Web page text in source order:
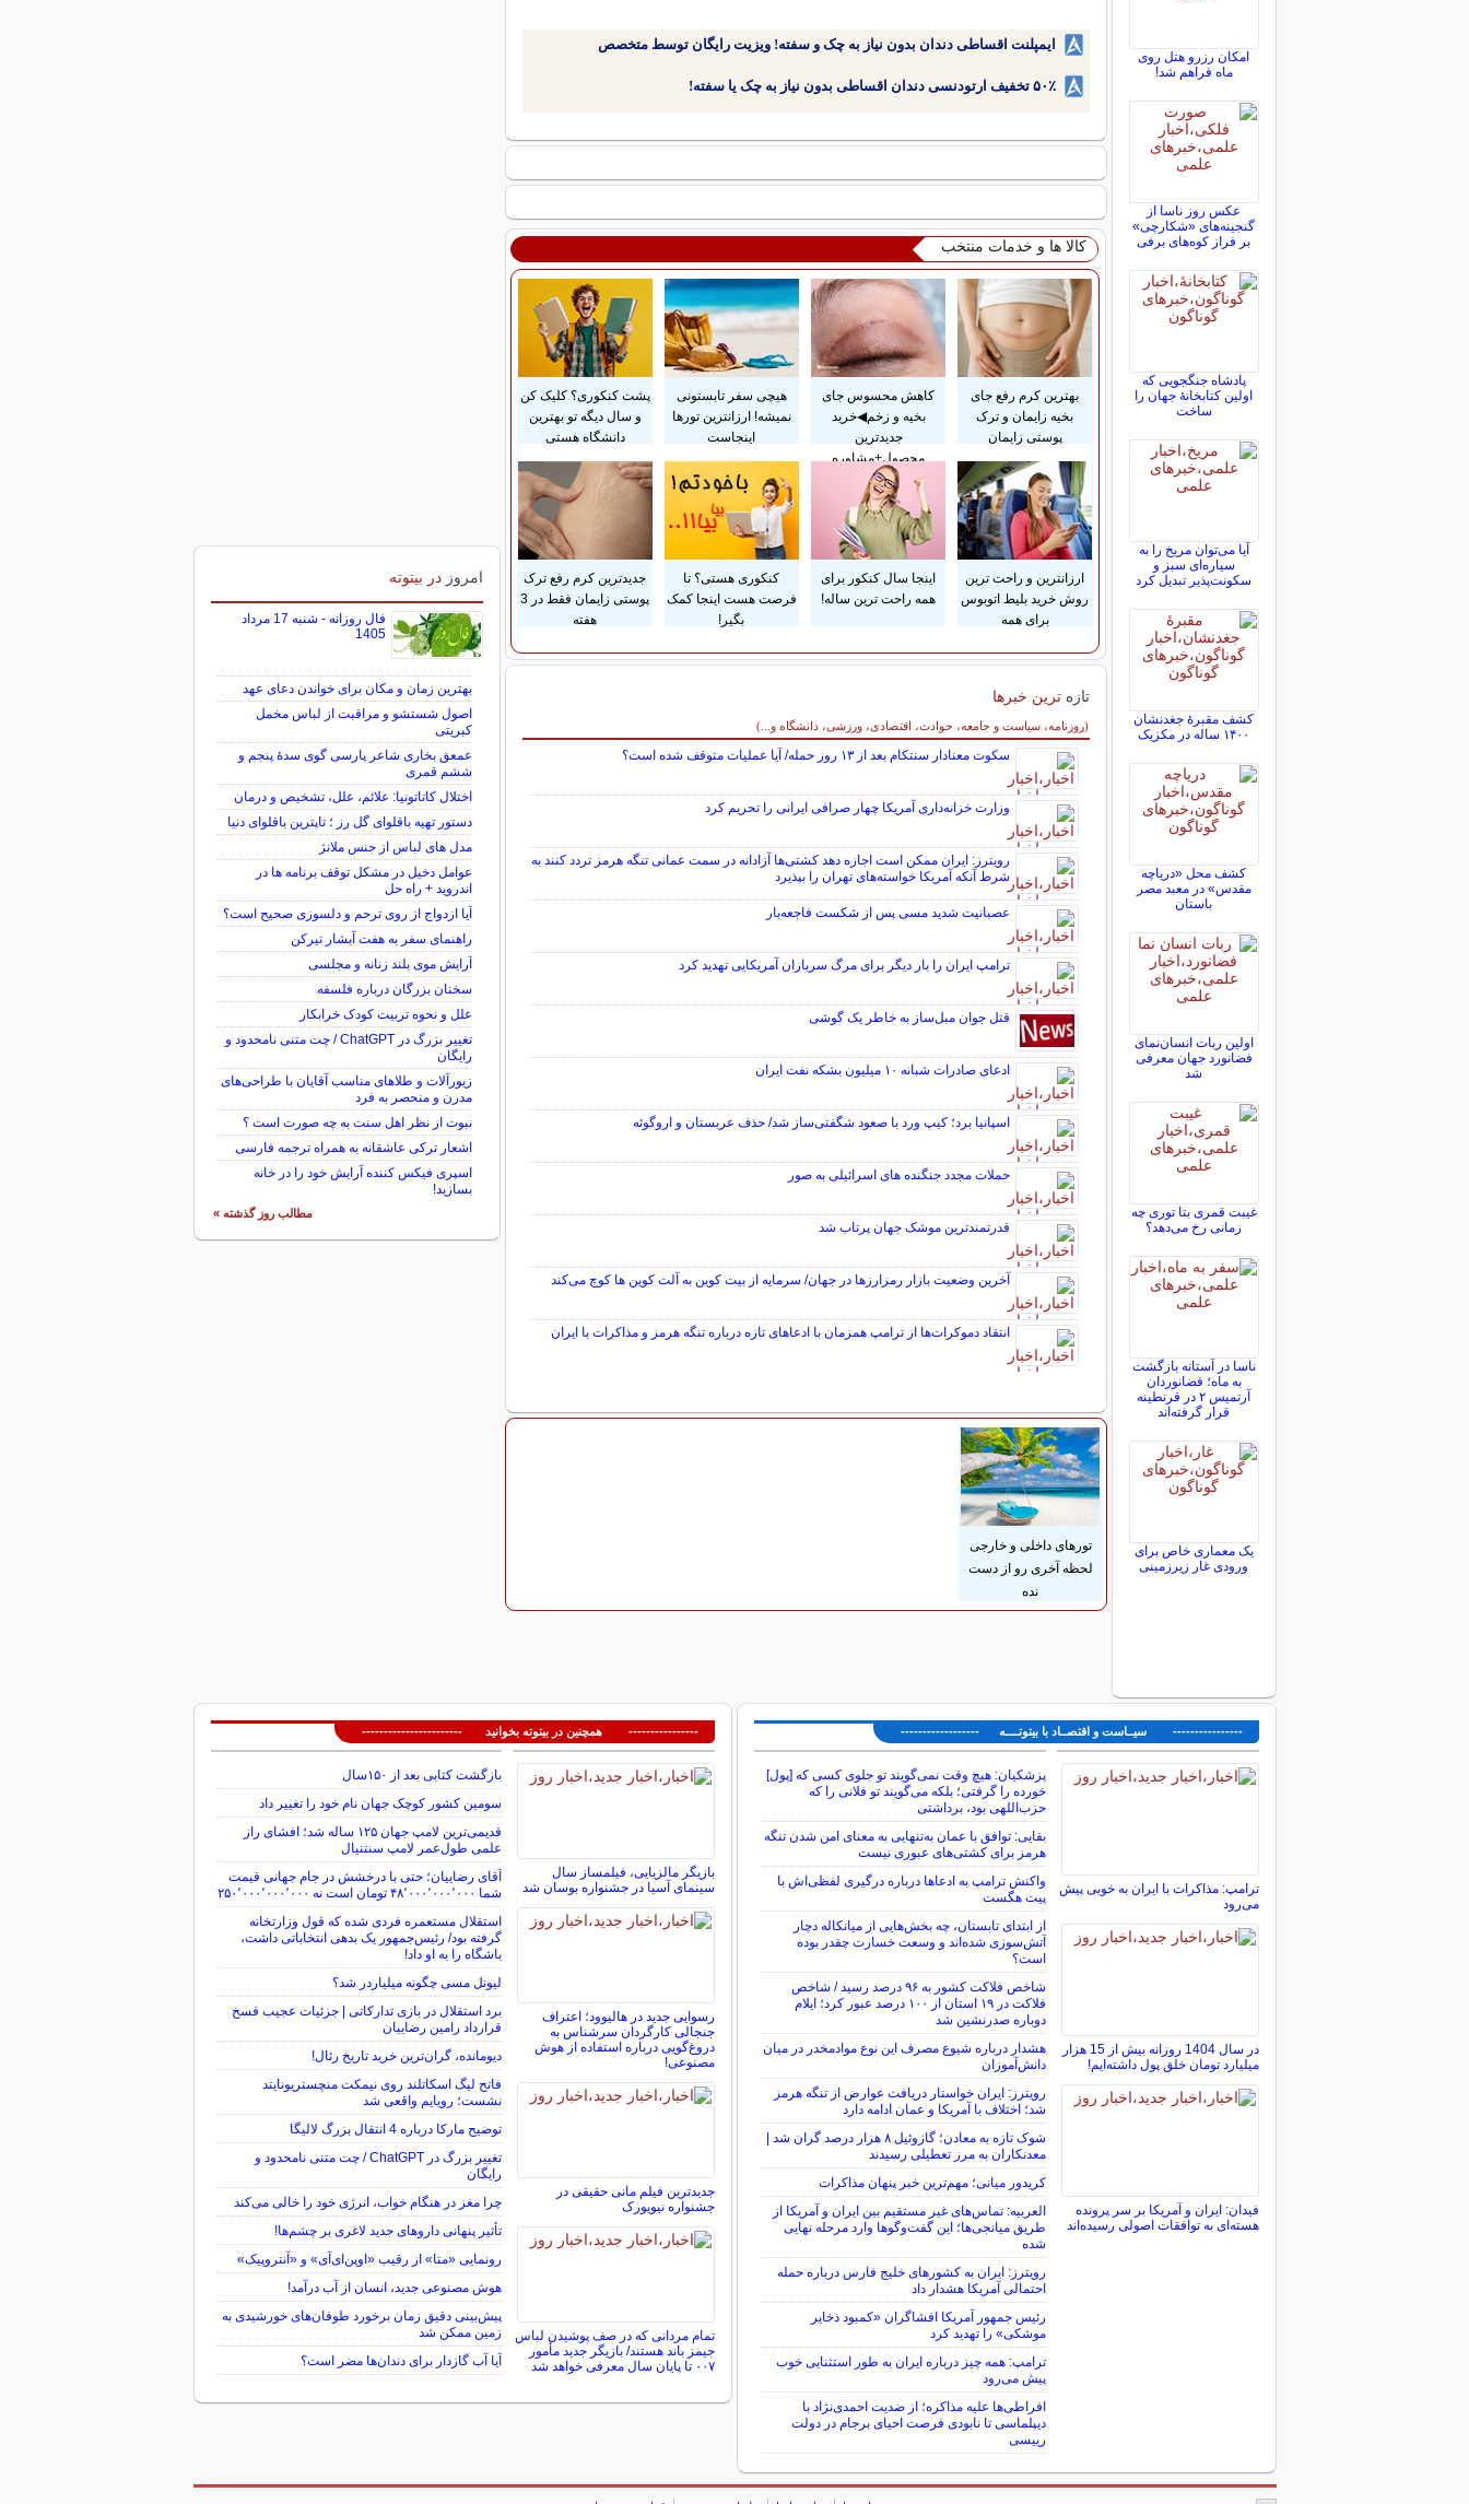
ایمپلنت اقساطی دندان بدون نیاز به چک و سفته! ویزیت رایگان توسط متخصص
۵۰٪ تخفیف ارتودنسی دندان اقساطی بدون نیاز به چک یا سفته!
کالا ها و خدمات منتخب
بهترین کرم رفع جای
بخیه زایمان و ترک
پوستی زایمان
کاهش محسوس جای
بخیه و زخم◀خرید
جدیدترین
محصول+مشاوره
هیچی سفر تابستونی
نمیشه! ارزانترین تورها
اینجاست
پشت کنکوری؟ کلیک کن
و سال دیگه تو بهترین
دانشگاه هستی
ارزانترین و راحت ترین
روش خرید بلیط اتوبوس
برای همه
اینجا سال کنکور برای
همه راحت ترین ساله!
کنکوری هستی؟ تا
فرصت هست اینجا کمک
بگیر!
جدیدترین کرم رفع ترک
پوستی زایمان فقط در 3
هفته
تازه ترین خبرها
(روزنامه، سیاست و جامعه، حوادث، اقتصادی، ورزشی، دانشگاه و...)
سایر خبرهای داغ
سکوت معنادار سنتکام بعد از ۱۳ روز حمله/ آیا عملیات متوقف شده است؟
وزارت خزانه‌داری آمریکا چهار صرافی ایرانی را تحریم کرد
رویترز: ایران ممکن است اجازه دهد کشتی‌ها آزادانه در سمت عمانی تنگه هرمز تردد کنند به
شرط آنکه آمریکا خواسته‌های تهران را بپذیرد
عصبانیت شدید مسی پس از شکست فاجعه‌بار
ترامپ ایران را بار دیگر برای مرگ سربازان آمریکایی تهدید کرد
قتل جوان مبل‌ساز به خاطر یک گوشی
ادعای صادرات شبانه ۱۰ میلیون بشکه نفت ایران
اسپانیا برد؛ کیپ‌ ورد با صعود شگفتی‌ساز شد/ حذف عربستان و اروگوئه
حملات مجدد جنگنده های اسرائیلی به صور
قدرتمندترین موشک جهان پرتاب شد
آخرین وضعیت بازار رمزارزها در جهان/ سرمایه از بیت کوین به آلت کوین‌ ها کوچ می‌کند
انتقاد دموکرات‌ها از ترامپ همزمان با ادعاهای تازه درباره تنگه هرمز و مذاکرات با ایران
تورهای داخلی و خارجی
لحظه آخری رو از دست
نده
امکان رزرو هتل روی
ماه فراهم شد!
عکس روز ناسا از
گنجینه‌های «شکارچی»
بر فراز کوه‌های برفی
پادشاه جنگجویی که
اولین کتابخانۀ جهان را
ساخت
آیا می‌توان مریخ را به
سیاره‌ای سبز و
سکونت‌پذیر تبدیل کرد
کشف مقبرۀ جغدنشان
۱۴۰۰ ساله در مکزیک
کشف محل «دریاچه
مقدس» در معبد مصر
باستان
اولین ربات انسان‌نمای
فضانورد جهان معرفی
شد
غیبت قمری بتا توری چه
زمانی رخ می‌دهد؟
ناسا در آستانه بازگشت
به ماه؛ فضانوردان
آرتمیس ۲ در قرنطینه
قرار گرفته‌اند
یک معماری خاص برای
ورودی غار زیرزمینی
امروز در بیتوته
فال روزانه - شنبه 17 مرداد
1405
بهترین زمان و مکان برای خواندن دعای عهد
اصول شستشو و مراقبت از لباس مخمل
کبریتی
عمعق بخاری شاعر پارسی گوی سدهٔ پنجم و
ششم قمری
اختلال کاتاتونیا: علائم، علل، تشخیص و درمان
دستور تهیه باقلوای گل رز ؛ تاپترین باقلوای دنیا
مدل های لباس از جنس ملانژ
عوامل دخیل در مشکل توقف برنامه ها در
اندروید + راه حل
آیا ازدواج از روی ترحم و دلسوزی صحیح است؟
راهنمای سفر به هفت آبشار تیرکن
آرایش موی بلند زنانه و مجلسی
سخنان بزرگان درباره فلسفه
علل و نحوه تربیت کودک خرابکار
تغییر بزرگ در ChatGPT / چت متنی نامحدود و
رایگان
زیورآلات و طلاهای مناسب آقایان با طراحی‌های
مدرن و منحصر به فرد
نبوت از نظر اهل سنت به چه صورت است ؟
اشعار ترکی عاشقانه به همراه ترجمه فارسی
اسپری فیکس کننده آرایش خود را در خانه
بسازید!
مطالب روز گذشته »
---------------- سیــاست و اقتصــاد با بیتوتــــه ------------------
ترامپ: مذاکرات با ایران به خوبی پیش
می‌رود
در سال 1404 روزانه بیش از 15 هزار
میلیارد تومان خلق پول داشته‌ایم!
فیدان: ایران و آمریکا بر سر پرونده
هسته‌ای به توافقات اصولی رسیده‌اند
پزشکیان: هیچ وقت نمی‌گویند تو جلوی کسی که [پول]
خورده را گرفتی؛ بلکه می‌گویند تو فلانی را که
حزب‌اللهی بود، برداشتی
بقایی: توافق با عمان به‌تنهایی به معنای امن شدن تنگه
هرمز برای کشتی‌های عبوری نیست
واکنش ترامپ به ادعاها درباره درگیری لفظی‌اش با
پیت هگست
از ابتدای تابستان، چه بخش‌هایی از میانکاله دچار
آتش‌سوزی شده‌اند و وسعت خسارت چقدر بوده
است؟
شاخص فلاکت کشور به ۹۶ درصد رسید / شاخص
فلاکت در ۱۹ استان از ۱۰۰ درصد عبور کرد؛ ایلام
دوباره صدرنشین شد
هشدار درباره شیوع مصرف این نوع موادمخدر در میان
دانش‌آموزان
رویترز: ایران خواستار دریافت عوارض از تنگه هرمز
شد؛ اختلاف با آمریکا و عمان ادامه دارد
شوک تازه به معادن؛ گازوئیل ۸ هزار درصد گران شد |
معدنکاران به مرز تعطیلی رسیدند
کریدور میانی؛ مهم‌ترین خبر پنهان مذاکرات
العربیه: تماس‌های غیر مستقیم بین ایران و آمریکا از
طریق میانجی‌ها؛ این گفت‌و‌گو‌ها وارد مرحله نهایی
شده
رویترز: ایران به کشورهای خلیج فارس درباره حمله
احتمالی آمریکا هشدار داد
رئیس جمهور آمریکا افشاگران «کمبود ذخایر
موشکی» را تهدید کرد
ترامپ: همه چیز درباره ایران به طور استثنایی خوب
پیش می‌رود
افراطی‌ها علیه مذاکره؛ از ضدیت احمدی‌نژاد با
دیپلماسی تا نابودی فرصت احیای برجام در دولت
رییسی
---------------- همچنین در بیتوته بخوانید -----------------------
بازیگر مالزیایی، فیلمساز سال
سینمای آسیا در جشنواره بوسان شد
رسوایی جدید در هالیوود؛ اعتراف
جنجالی کارگردان سرشناس به
دروغ‌گویی درباره استفاده از هوش
مصنوعی!
جدیدترین فیلم مانی حقیقی در
جشنواره نیویورک
تمام مردانی که در صف پوشیدن لباس
جیمز باند هستند/ بازیگر جدید مأمور
۰۰۷ تا پایان سال معرفی خواهد شد
بازگشت کتابی بعد از ۱۵۰سال
سومین کشور کوچک جهان نام خود را تغییر داد
قدیمی‌ترین لامپ جهان ۱۲۵ ساله شد؛ افشای راز
علمی طول‌عمر لامپ سنتنیال
آقای رضاییان؛ حتی با درخشش در جام جهانی قیمت
شما ۴۸٬۰۰۰٬۰۰۰٬۰۰۰ تومان است نه ۲۵۰٬۰۰۰٬۰۰۰٬۰۰۰
استقلال مستعمره فردی شده که قول وزارتخانه
گرفته بود/ رئیس‌جمهور یک بدهی انتخاباتی داشت،
باشگاه را به او داد!
لیونل مسی چگونه میلیاردر شد؟
برد استقلال در بازی تدارکاتی | جزئیات عجیب فسخ
قرارداد رامین رضاییان
دیومانده، گران‌ترین خرید تاریخ رئال!
فاتح لیگ اسکاتلند روی نیمکت منچستریونایتد
نشست؛ رویایم واقعی شد
توضیح مارکا درباره 4 انتقال بزرگ لالیگا
تغییر بزرگ در ChatGPT / چت متنی نامحدود و
رایگان
چرا مغز در هنگام خواب، انرژی خود را خالی می‌کند
تأثیر پنهانی داروهای جدید لاغری بر چشم‌ها!
رونمایی «متا» از رقیب «اوپن‌ای‌آی» و «آنتروپیک»
هوش مصنوعی جدید، انسان از آب درآمد!
پیش‌بینی دقیق زمان برخورد طوفان‌های خورشیدی به
زمین ممکن شد
آیا آب گازدار برای دندان‌ها مضر است؟